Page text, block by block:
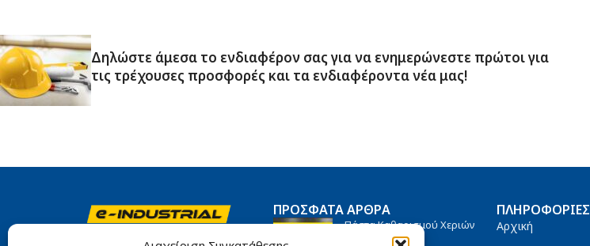
Δηλώστε άμεσα το ενδιαφέρον σας για να ενημερώνεστε πρώτοι για
τις τρέχουσες προσφορές και τα ενδιαφέροντα νέα μας!
Αιγάλεω 10, Πειραιάς, 185 45
ΠΡΌΣΦΑΤΑ ΆΡΘΡΑ
Πάστα Καθαρισμού Χεριών
Titanium 4000
ΠΛΗΡΟΦΟΡΊΕΣ
Αρχική